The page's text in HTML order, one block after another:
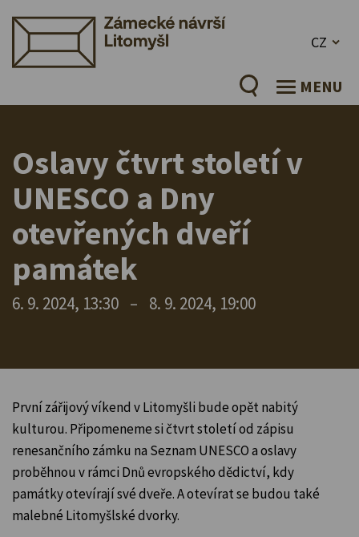
CZ
MENU
Oslavy čtvrt století v
UNESCO a Dny
otevřených dveří
památek
6. 9. 2024, 13:30 – 8. 9. 2024, 19:00
První zářijový víkend v Litomyšli bude opět nabitý
kulturou. Připomeneme si čtvrt století od zápisu
renesančního zámku na Seznam UNESCO a oslavy
proběhnou v rámci Dnů evropského dědictví, kdy
památky otevírají své dveře. A otevírat se budou také
malebné Litomyšlské dvorky.